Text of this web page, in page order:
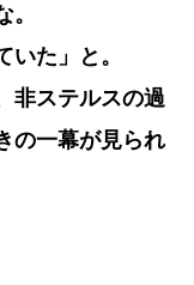
た」と。
非ステルスの過
の一幕が見られ